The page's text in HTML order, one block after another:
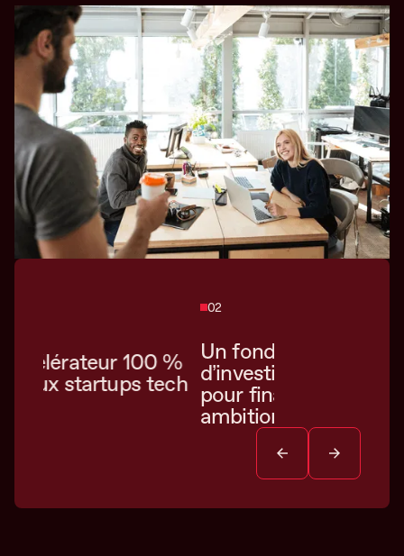
Un fonds
d’investissement intégré
pour financer votre